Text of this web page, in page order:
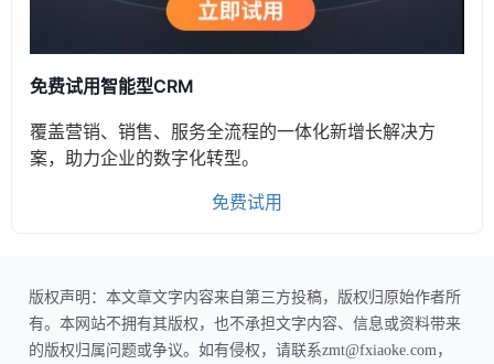
免费试用智能型CRM
覆盖营销、销售、服务全流程的一体化新增长解决方
案，助力企业的数字化转型。
免费试用
版权声明：本文章文字内容来自第三方投稿，版权归原始作者所
有。本网站不拥有其版权，也不承担文字内容、信息或资料带来
的版权归属问题或争议。如有侵权，请联系zmt@fxiaoke.com，